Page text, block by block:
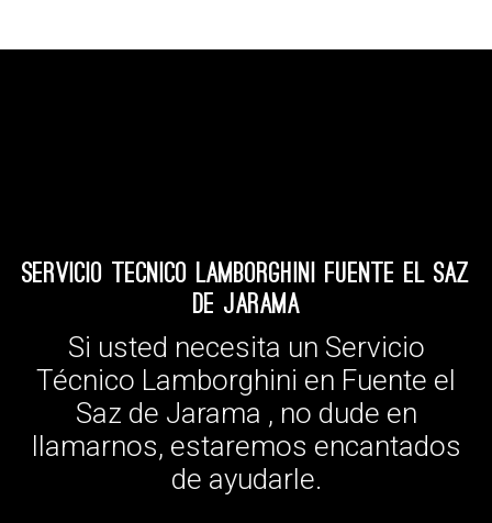
Servicio Tecnico Lamborghini Fuente el Saz
de Jarama
Si usted necesita un Servicio
Técnico Lamborghini en Fuente el
Saz de Jarama , no dude en
llamarnos, estaremos encantados
de ayudarle.